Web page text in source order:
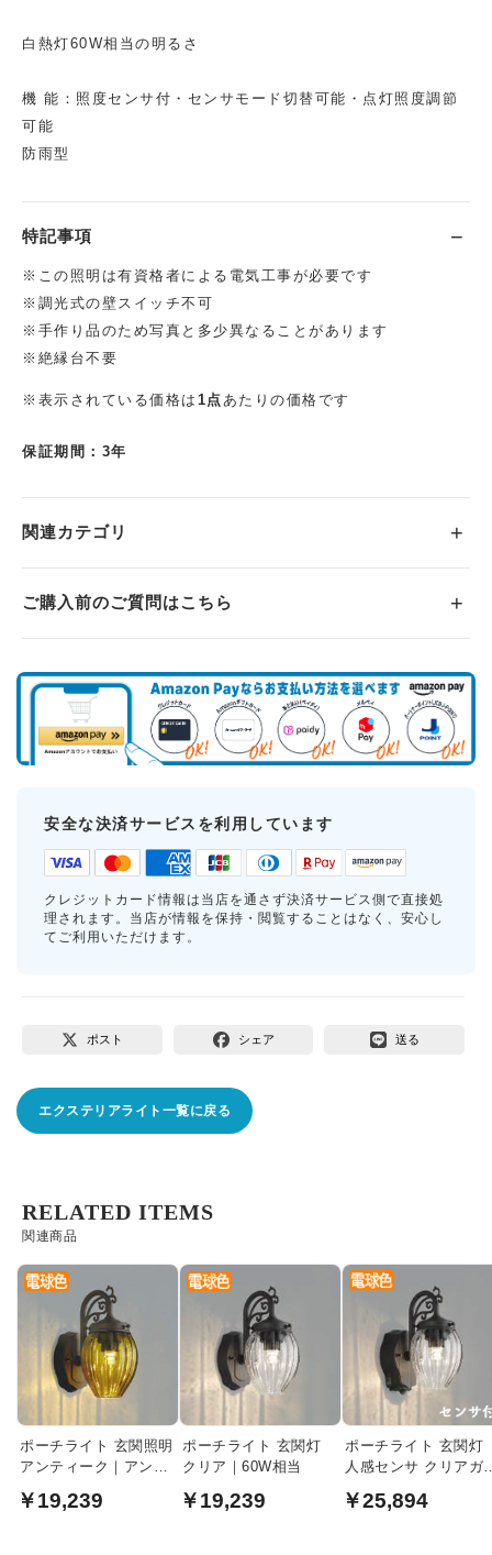
白熱灯60W相当の明るさ
機 能：照度センサ付・センサモード切替可能・点灯照度調節
可能
防雨型
特記事項
※この照明は有資格者による電気工事が必要です
※調光式の壁スイッチ不可
※手作り品のため写真と多少異なることがあります
※絶縁台不要
※表示されている価格は 1点あたりの価格です
保証期間：3年
関連カテゴリ
ご購入前のご質問はこちら
安全な決済サービスを利用しています
クレジットカード情報は当店を通さず決済サービス側で直接処
理されます。当店が情報を保持・閲覧することはなく、安心し
てご利用いただけます。
ポスト シェア 送る
エクステリアライト一覧に戻る
関連商品
RELATED ITEMS
ポーチライト 玄関照明
アンティーク｜アンバ
￥19,239
ポーチライト 玄関灯
クリア｜60W相当
￥19,239
ポーチライト 玄関灯
人感センサ クリアガ
￥25,894